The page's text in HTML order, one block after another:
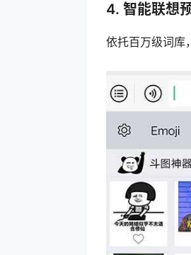
4. 智能联想
依托百万级词库